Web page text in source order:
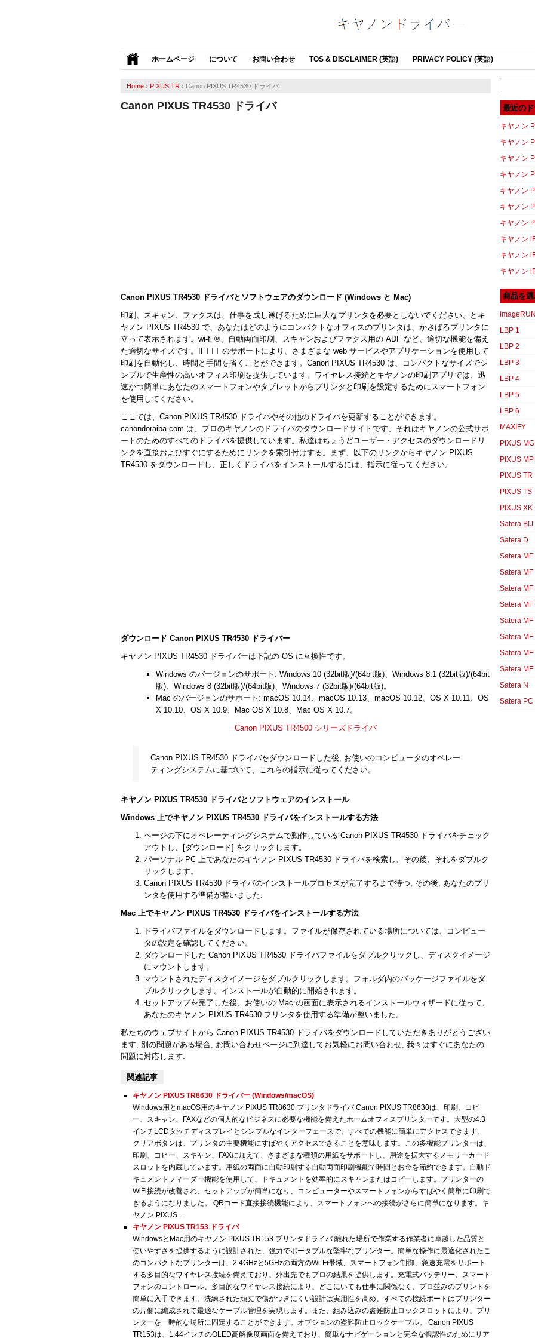
ホームページ について お問い合わせ TOS & DISCLAIMER (英語) PRIVACY POLICY (英語)
Home › PIXUS TR › Canon PIXUS TR4530 ドライバ
Canon PIXUS TR4530 ドライバ
Canon PIXUS TR4530 ドライバとソフトウェアのダウンロード (Windows と Mac)
印刷、スキャン、ファクスは、仕事を成し遂げるために巨大なプリンタを必要としないでください、とキ
ヤノン PIXUS TR4530 で、あなたはどのようにコンパクトなオフィスのプリンタは、かさばるプリンタに
立って表示されます。wi-fi ®、自動両面印刷、スキャンおよびファクス用の ADF など、適切な機能を備え
た適切なサイズです。IFTTT のサポートにより、さまざまな web サービスやアプリケーションを使用して
印刷を自動化し、時間と手間を省くことができます。Canon PIXUS TR4530 は、コンパクトなサイズでシ
ンプルで生産性の高いオフィス印刷を提供しています。ワイヤレス接続とキヤノンの印刷アプリでは、迅
速かつ簡単にあなたのスマートフォンやタブレットからプリンタと印刷を設定するためにスマートフォン
を使用してください。
ここでは、Canon PIXUS TR4530 ドライバやその他のドライバを更新することができます。
canondoraiba.com は、プロのキヤノンのドライバのダウンロードサイトです、それはキヤノンの公式サポ
ートのためのすべてのドライバを提供しています。私達はちょうどユーザー・アクセスのダウンロードリ
ンクを直接およびすぐにするためにリンクを索引付けする。まず、以下のリンクからキヤノン PIXUS
TR4530 をダウンロードし、正しくドライバをインストールするには、指示に従ってください。
ダウンロード Canon PIXUS TR4530 ドライバー
キヤノン PIXUS TR4530 ドライバーは下記の OS に互換性です。
Windows のバージョンのサポート: Windows 10 (32bit版)/(64bit版)、Windows 8.1 (32bit版)/(64bit
版)、Windows 8 (32bit版)/(64bit版)、Windows 7 (32bit版)/(64bit版)。
Mac のバージョンのサポート: macOS 10.14、macOS 10.13、macOS 10.12、OS X 10.11、OS
X 10.10、OS X 10.9、Mac OS X 10.8、Mac OS X 10.7。
Canon PIXUS TR4500 シリーズドライバ
Canon PIXUS TR4530 ドライバをダウンロードした後, お使いのコンピュータのオペレー
ティングシステムに基づいて、これらの指示に従ってください。
キヤノン PIXUS TR4530 ドライバとソフトウェアのインストール
Windows 上でキヤノン PIXUS TR4530 ドライバをインストールする方法
ページの下にオペレーティングシステムで動作している Canon PIXUS TR4530 ドライバをチェック
アウトし、[ダウンロード] をクリックします。
パーソナル PC 上であなたのキヤノン PIXUS TR4530 ドライバを検索し、その後、それをダブルク
リックします。
Canon PIXUS TR4530 ドライバのインストールプロセスが完了するまで待つ, その後, あなたのプリ
ンタを使用する準備が整いました.
Mac 上でキヤノン PIXUS TR4530 ドライバをインストールする方法
ドライバファイルをダウンロードします。ファイルが保存されている場所については、コンピュー
タの設定を確認してください。
ダウンロードした Canon PIXUS TR4530 ドライバファイルをダブルクリックし、ディスクイメージ
にマウントします。
マウントされたディスクイメージをダブルクリックします。フォルダ内のパッケージファイルをダ
ブルクリックします。インストールが自動的に開始されます。
セットアップを完了した後、お使いの Mac の画面に表示されるインストールウィザードに従って、
あなたのキヤノン PIXUS TR4530 プリンタを使用する準備が整いました。
私たちのウェブサイトから Canon PIXUS TR4530 ドライバをダウンロードしていただきありがとうござい
ます, 別の問題がある場合, お問い合わせページに到達してお気軽にお問い合わせ, 我々はすぐにあなたの
問題に対応します.
関連記事
キヤノン PIXUS TR8630 ドライバー (Windows/macOS)
Windows用とmacOS用のキヤノン PIXUS TR8630 プリンタドライバ Canon PIXUS TR8630は、印刷、コピ
ー、スキャン、FAXなどの個人的なビジネスに必要な機能を備えたホームオフィスプリンターです。大型の4.3
インチLCDタッチディスプレイとシンプルなインターフェースで、すべての機能に簡単にアクセスできます。
クリアボタンは、プリンタの主要機能にすばやくアクセスできることを意味します。この多機能プリンターは、
印刷、コピー、スキャン、FAXに加えて、さまざまな種類の用紙をサポートし、用途を拡大するメモリーカード
スロットを内蔵しています。用紙の両面に自動印刷する自動両面印刷機能で時間とお金を節約できます。自動ド
キュメントフィーダー機能を使用して、ドキュメントを効率的にスキャンまたはコピーします。プリンターの
WiFi接続が改善され、セットアップが簡単になり、コンピューターやスマートフォンからすばやく簡単に印刷で
きるようになりました。 QRコード直接接続機能により、スマートフォンへの接続がさらに簡単になります。キ
ヤノン PIXUS...
キヤノン PIXUS TR153 ドライバ
WindowsとMac用のキヤノン PIXUS TR153 プリンタドライバ 離れた場所で作業する作業者に卓越した品質と
使いやすさを提供するように設計された、強力でポータブルな堅牢なプリンター。簡単な操作に最適化されたこ
のコンパクトなプリンターは、2.4GHzと5GHzの両方のWi-Fi帯域、スマートフォン制御、急速充電をサポート
する多目的なワイヤレス接続を備えており、外出先でもプロの結果を提供します。充電式バッテリー、スマート
フォンのコントロール、多目的なワイヤレス接続により、どこにいても仕事に関係なく、プロ並みのプリントを
簡単に入手できます。洗練された頑丈で傷がつきにくい設計は実用性を高め、すべての接続ポートはプリンター
の片側に編成されて最適なケーブル管理を実現します。また、組み込みの盗難防止ロックスロットにより、プリ
ンターを一時的な場所に固定することができます。オプションの盗難防止ロックケーブル。 Canon PIXUS
TR153は、1.44インチのOLED高解像度画面を備えており、簡単なナビゲーションと完全な視認性のためにリア
最近の
キヤノン
キヤノン
キヤノン
キヤノン
キヤノン
キヤノン
キヤノン
キヤノン
キヤノン
キヤノン
商品を
LBP 1
LBP 2
LBP 3
LBP 4
LBP 5
LBP 6
MAXIFY
PIXUS MG
PIXUS MP
PIXUS TR
PIXUS TS
PIXUS XK
Satera BIJ
Satera D
Satera MF
Satera MF
Satera MF
Satera MF
Satera MF
Satera MF
Satera MF
Satera MF
Satera N
Satera PC